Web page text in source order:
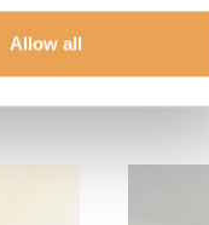
Allow all